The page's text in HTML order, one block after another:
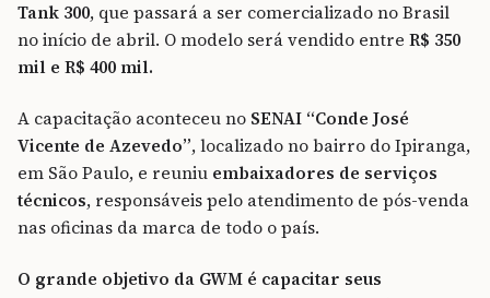
Tank 300, que passará a ser comercializado no Brasil
no início de abril. O modelo será vendido entre R$ 350
mil e R$ 400 mil.
A capacitação aconteceu no SENAI “Conde José
Vicente de Azevedo”, localizado no bairro do Ipiranga,
em São Paulo, e reuniu embaixadores de serviços
técnicos, responsáveis pelo atendimento de pós-venda
nas oficinas da marca de todo o país.
O grande objetivo da GWM é capacitar seus